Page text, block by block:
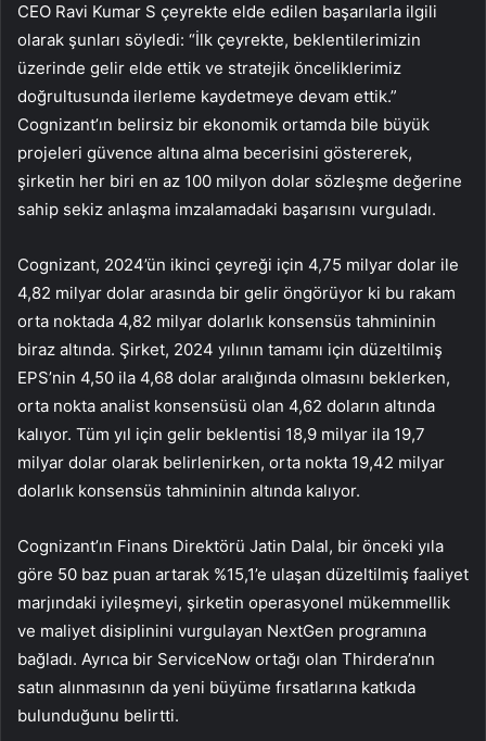
CEO Ravi Kumar S çeyrekte elde edilen başarılarla ilgili
olarak şunları söyledi: “İlk çeyrekte, beklentilerimizin
üzerinde gelir elde ettik ve stratejik önceliklerimiz
doğrultusunda ilerleme kaydetmeye devam ettik.”
Cognizant’ın belirsiz bir ekonomik ortamda bile büyük
projeleri güvence altına alma becerisini göstererek,
şirketin her biri en az 100 milyon dolar sözleşme değerine
sahip sekiz anlaşma imzalamadaki başarısını vurguladı.
Cognizant, 2024’ün ikinci çeyreği için 4,75 milyar dolar ile
4,82 milyar dolar arasında bir gelir öngörüyor ki bu rakam
orta noktada 4,82 milyar dolarlık konsensüs tahmininin
biraz altında. Şirket, 2024 yılının tamamı için düzeltilmiş
EPS’nin 4,50 ila 4,68 dolar aralığında olmasını beklerken,
orta nokta analist konsensüsü olan 4,62 doların altında
kalıyor. Tüm yıl için gelir beklentisi 18,9 milyar ila 19,7
milyar dolar olarak belirlenirken, orta nokta 19,42 milyar
dolarlık konsensüs tahmininin altında kalıyor.
Cognizant’ın Finans Direktörü Jatin Dalal, bir önceki yıla
göre 50 baz puan artarak %15,1’e ulaşan düzeltilmiş faaliyet
marjındaki iyileşmeyi, şirketin operasyonel mükemmellik
ve maliyet disiplinini vurgulayan NextGen programına
bağladı. Ayrıca bir ServiceNow ortağı olan Thirdera’nın
satın alınmasının da yeni büyüme fırsatlarına katkıda
bulunduğunu belirtti.